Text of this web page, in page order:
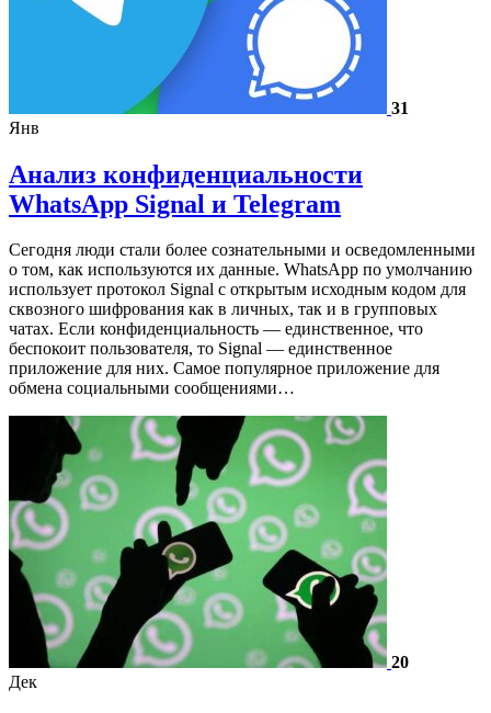
31
Янв
Анализ конфиденциальности
WhatsApp Signal и Telegram
Сегодня люди стали более сознательными и осведомленными
о том, как используются их данные. WhatsApp по умолчанию
использует протокол Signal с открытым исходным кодом для
сквозного шифрования как в личных, так и в групповых
чатах. Если конфиденциальность — единственное, что
беспокоит пользователя, то Signal — единственное
приложение для них. Самое популярное приложение для
обмена социальными сообщениями…
20
Дек